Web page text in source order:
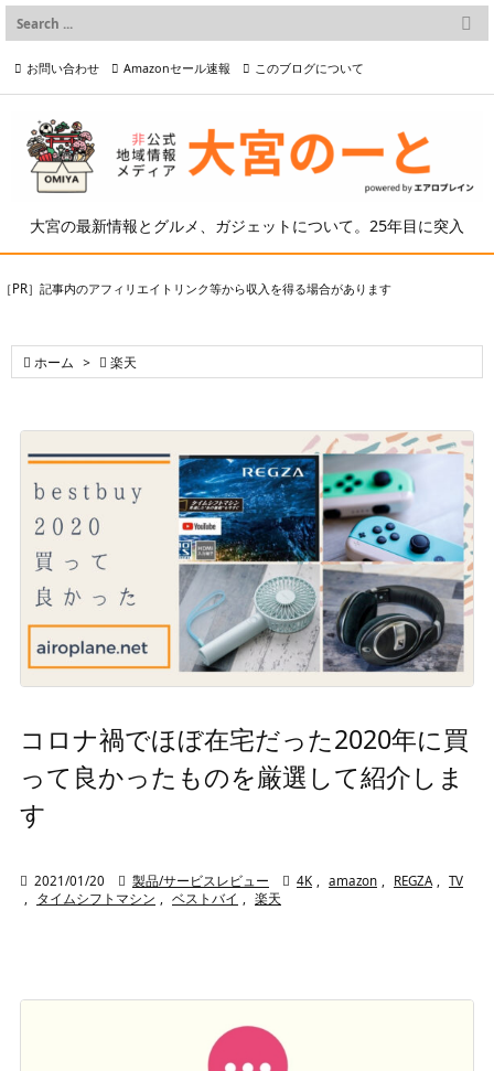
大宮の最新情報とグルメ、ガジェットについて。25年目に突入

メニュー

検索
お問い合わせ Amazonセール速報 このブログについて
プライバシーポリシー等
［PR］記事内のアフィリエイトリンク等から収入を得る場合があります
 ホーム >  楽天
コロナ禍でほぼ在宅だった2020年に買
って良かったものを厳選して紹介しま
す
 2021/01/20  製品/サービスレビュー  4K amazon REGZA
TV
タイムシフトマシン ベストバイ 楽天